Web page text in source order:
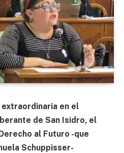
en el
de San Isidro, el
al Futuro -que
Schuppisser-